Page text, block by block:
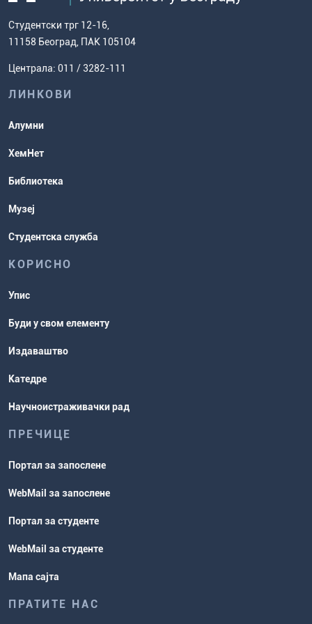
како доћи до нас
Научноистраживачки рад
Европски систем преноса бодова
(ЕСПБ)
Усавршавање за наставнике
Повереник за равноправност
Студентске организације
Студентска служба
рокови
Ценовник студија
испита
Студентски трг 12-16,
11158 Београд, ПАК 105104
Централа: 011 / 3282-111
ЛИНКОВИ
Алумни
ХемНет
Библиотека
Музеј
Студентска служба
КОРИСНО
Упис
Буди у свом елементу
Издаваштво
Катедре
Научноистраживачки рад
ПРЕЧИЦЕ
Портал за запослене
WebMail за запослене
Портал за студенте
WebMail за студенте
Мапа сајта
ПРАТИТЕ НАС